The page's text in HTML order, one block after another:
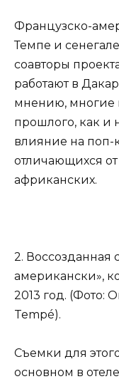
Французско-
Темпе и
соавторы
работают в
мнению, многие
прошлого, как и
влияние на поп-
отличающихся
африканских.
2. Воссозданная
американски»,
2013 год. (Фото:
Tempé).
Съемки для
основном в